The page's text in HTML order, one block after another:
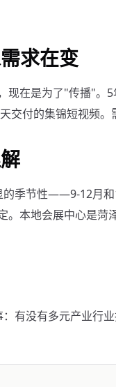
求在变
现在是为了"传播"。
交付的集锦短视频。
的季节性——9-12月
。本地会展中心是菏
有没有多元产业行